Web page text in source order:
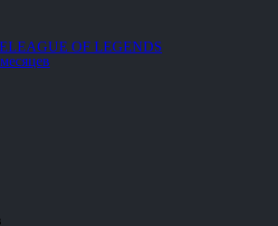
LEAGUE OF LEGENDS